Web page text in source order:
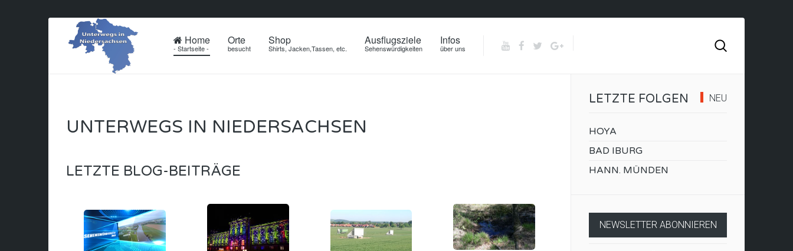
Home
- Startseite -
Orte
besucht
Shop
Shirts, Jacken,Tassen, etc.
Ausflugsziele
Sehenswürdigkeiten
Infos
über uns
UNTERWEGS IN NIEDERSACHSEN
LETZTE BLOG-BEITRÄGE
NEU
LETZTE FOLGEN
HOYA
BAD IBURG
HANN. MÜNDEN
NEWSLETTER ABONNIEREN